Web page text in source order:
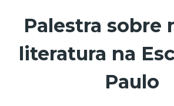
Palestra sobre
literatura na
Paulo